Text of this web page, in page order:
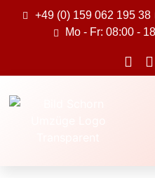
+49 (0) 159 062 195 38
Mo - Fr: 08:00 -